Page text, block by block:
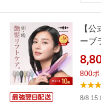
【
ーブ
マイ
イナ
くせ
妻
800ポ
8/8